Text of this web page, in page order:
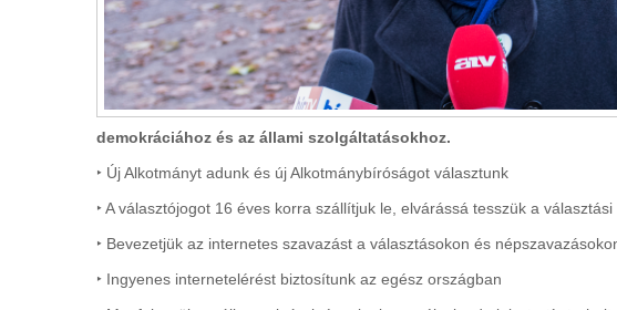
demokráciához és az állami szolgáltatásokhoz.
‣ Új Alkotmányt adunk és új Alkotmánybíróságot választunk
‣ A választójogot 16 éves korra szállítjuk le, elvárássá tesszük a
‣ Bevezetjük az internetes szavazást a választásokon és
‣ Ingyenes internetelérést biztosítunk az egész országban